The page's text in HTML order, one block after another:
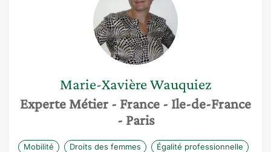
Marie-Xavière Wauquiez
Experte Métier - France - Ile-de-France
- Paris
Mobilité Droits des femmes Égalité professionnelle